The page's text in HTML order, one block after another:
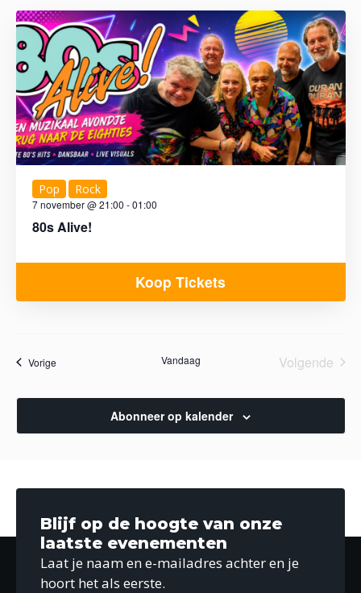
80s Alive!
7 november @ 21:00 -01:00
Pop Rock
Koop Tickets
VorigeAgenda Vandaag
Volgende
Abonneer op kalender
Blijf op de hoogte van onze
laatste evenementen
Laat je naam en e-mailadres achter en je
hoort het als eerste.